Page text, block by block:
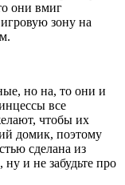
они вмиг
зону на
но на, то они и
все
чтобы их
домик, поэтому
сделана из
и не забудьте про